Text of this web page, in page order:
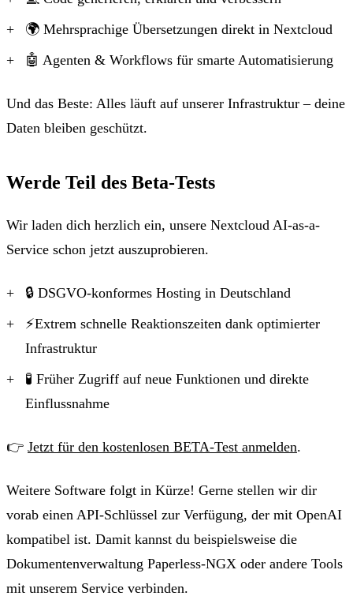
🌍 Mehrsprachige Übersetzungen direkt in Nextcloud
🤖 Agenten & Workflows für smarte Automatisierung
Und das Beste: Alles läuft auf unserer Infrastruktur – deine
Daten bleiben geschützt.
Werde Teil des Beta-Tests
Wir laden dich herzlich ein, unsere Nextcloud AI-as-a-
Service schon jetzt auszuprobieren.
🔒 DSGVO-konformes Hosting in Deutschland
⚡Extrem schnelle Reaktionszeiten dank optimierter
Infrastruktur
🧪 Früher Zugriff auf neue Funktionen und direkte
Einflussnahme
👉 Jetzt für den kostenlosen BETA-Test anmelden.
Weitere Software folgt in Kürze! Gerne stellen wir dir
vorab einen API-Schlüssel zur Verfügung, der mit OpenAI
kompatibel ist. Damit kannst du beispielsweise die
Dokumentenverwaltung Paperless-NGX oder andere Tools
mit unserem Service verbinden.